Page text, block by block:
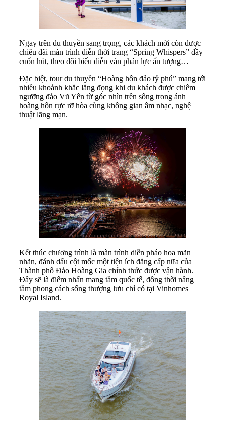
Ngay trên du thuyền sang trọng, các khách mời còn được
chiêu đãi màn trình diễn thời trang “Spring Whispers” đầy
cuốn hút, theo dõi biểu diễn ván phản lực ấn tượng…
Đặc biệt, tour du thuyền “Hoàng hôn đảo tỷ phú” mang tới
nhiều khoảnh khắc lắng đọng khi du khách được chiêm
ngưỡng đảo Vũ Yên từ góc nhìn trên sông trong ánh
hoàng hôn rực rỡ hòa cùng không gian âm nhạc, nghệ
thuật lãng mạn.
Kết thúc chương trình là màn trình diễn pháo hoa mãn
nhãn, đánh dấu cột mốc một tiện ích đẳng cấp nữa của
Thành phố Đảo Hoàng Gia chính thức được vận hành.
Đây sẽ là điểm nhấn mang tầm quốc tế, đồng thời nâng
tầm phong cách sống thượng lưu chỉ có tại Vinhomes
Royal Island.